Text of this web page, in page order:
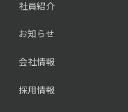
社員紹介
お知らせ
会社情報
採用情報